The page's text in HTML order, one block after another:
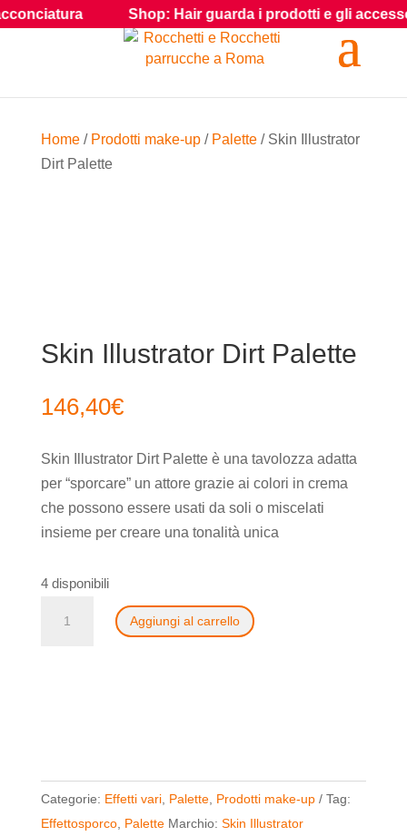
Home/ Prodotti make-up/ Palette/ Skin Illustrator
Dirt Palette
Skin Illustrator Dirt Palette
146,40€
Skin Illustrator Dirt Palette è una tavolozza adatta
per “sporcare” un attore grazie ai colori in crema
che possono essere usati da soli o miscelati
insieme per creare una tonalità unica
4 disponibili
Aggiungi al carrello
Categorie: Effetti vari, Palette, Prodotti make-up
Tag:
Effettosporco, Palette Marchio: Skin Illustrator
Shop: Hair guarda i prodotti e gli accessori per